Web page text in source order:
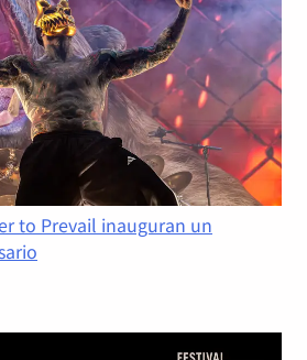
to Prevail inauguran un